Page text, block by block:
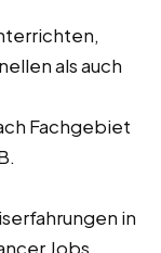
als auch
Fachgebiet
in
Jobs,